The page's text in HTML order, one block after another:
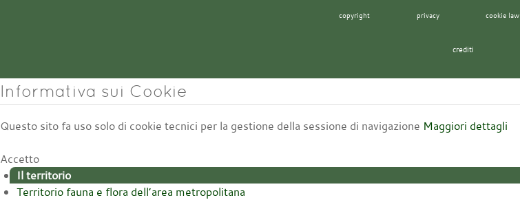
copyright privacy cookie law
crediti
Informativa sui Cookie
Questo sito fa uso solo di cookie tecnici per la gestione della sessione di navigazione Maggiori dettagli
Accetto
Il territorio
Territorio fauna e flora dell’area metropolitana